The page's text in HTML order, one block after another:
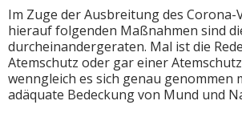
Im Zuge der Ausbreitung des Corona-
hierauf folgenden Maßnahmen sind
durcheinandergeraten. Mal ist die
Atemschutz oder gar einer
wenngleich es sich genau genommen
adäquate Bedeckung von Mund und